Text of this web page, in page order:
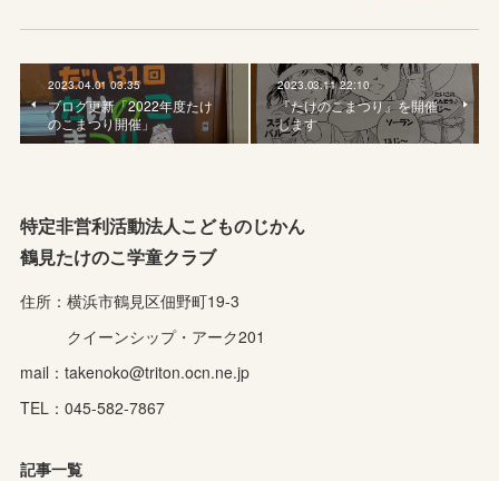
2023.04.01 03:35
ブログ更新「2022年度たけ
のこまつり開催」
2023.03.11 22:10
『たけのこまつり』を開催
します
特定非営利活動法人こどものじかん
鶴見たけのこ学童クラブ
住所：横浜市鶴見区佃野町19-3
クイーンシップ・アーク201
mail：takenoko@triton.ocn.ne.jp
TEL：045-582-7867
記事一覧